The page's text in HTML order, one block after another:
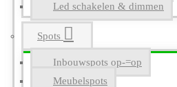
Led schakelen & dimmen
Spots
Inbouwspots op-=op
Meubelspots